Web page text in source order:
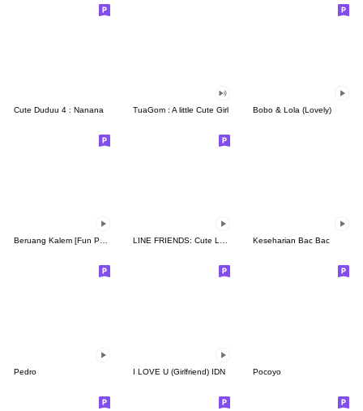
Cute Duduu 4 : Nanana TuaGom : A little Cute Girl Bobo & Lola (Lovely)
Beruang Kalem [Fun Pack] LINE FRIENDS: Cute Loving Expressions Keseharian Bac Bac
Pedro I LOVE U (Girlfriend) IDN Pocoyo